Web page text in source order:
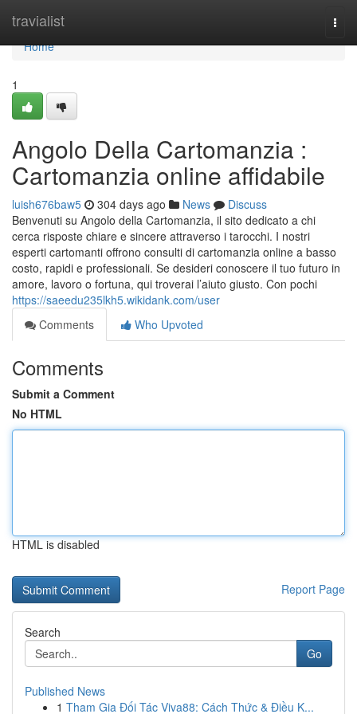
travialist
Home
Home
1
Angolo Della Cartomanzia :
Cartomanzia online affidabile
luish676baw5 304 days ago News
Discuss
Benvenuti su Angolo della Cartomanzia, il sito dedicato a chi
cerca risposte chiare e sincere attraverso i tarocchi. I nostri
esperti cartomanti offrono consulti di cartomanzia online a basso
costo, rapidi e professionali. Se desideri conoscere il tuo futuro in
amore, lavoro o fortuna, qui troverai l’aiuto giusto. Con pochi
https://saeedu235lkh5.wikidank.com/user
Comments
Who Upvoted
Comments
Submit a Comment
No HTML
HTML is disabled
Report Page
Search
Go
Published News
1 Tham Gia Đối Tác Viva88: Cách Thức & Điều K...